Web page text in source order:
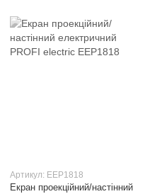
Артикул: EEP1818
Екран проекційний/настінний